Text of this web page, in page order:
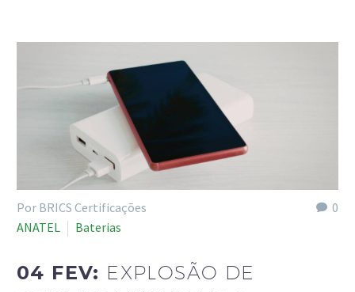
0
Por BRICS Certificações
ANATEL
Baterias
04 FEV: EXPLOSÃO DE